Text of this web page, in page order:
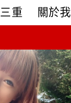
三重 關於我